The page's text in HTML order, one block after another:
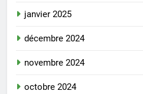
janvier 2025
décembre 2024
novembre 2024
octobre 2024